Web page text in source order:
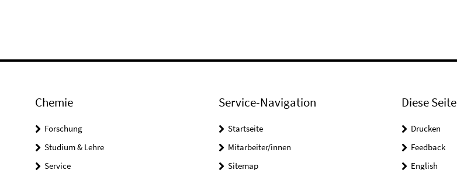
Chemie
Forschung
Studium & Lehre
Service
Service-Navigation
Startseite
Mitarbeiter/innen
Sitemap
Diese Seite
Drucken
Feedback
English